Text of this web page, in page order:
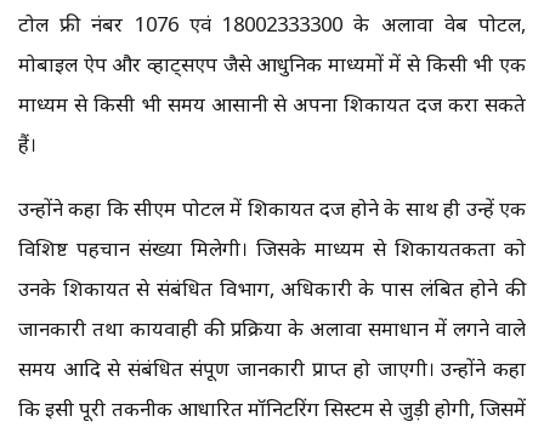
टोल फ्री नंबर 1076 एवं 18002333300 के अलावा वेब पोर्टल,
मोबाइल ऐप और व्हाट्सएप जैसे आधुनिक माध्यमों में से किसी भी एक
माध्यम से किसी भी समय आसानी से अपना शिकायत दर्ज करा सकते
हैं।
उन्होंने कहा कि सीएम पोर्टल में शिकायत दर्ज होने के साथ ही उन्हें एक
विशिष्ट पहचान संख्या मिलेगी। जिसके माध्यम से शिकायतकर्ता को
उनके शिकायत से संबंधित विभाग, अधिकारी के पास लंबित होने की
जानकारी तथा कार्यवाही की प्रक्रिया के अलावा समाधान में लगने वाले
समय आदि से संबंधित संपूर्ण जानकारी प्राप्त हो जाएगी। उन्होंने कहा
कि इसी पूरी तकनीक आधारित मॉनिटरिंग सिस्टम से जुड़ी होगी, जिसमें